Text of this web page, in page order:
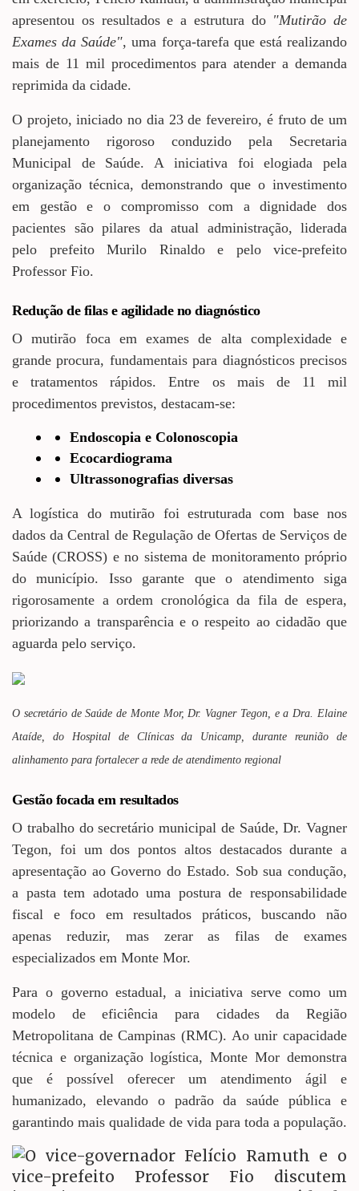
apresentou os resultados e a estrutura do "Mutirão de
Exames da Saúde", uma força-tarefa que está realizando
mais de 11 mil procedimentos para atender a demanda
reprimida da cidade.
O projeto, iniciado no dia 23 de fevereiro, é fruto de um
planejamento rigoroso conduzido pela Secretaria
Municipal de Saúde. A iniciativa foi elogiada pela
organização técnica, demonstrando que o investimento
em gestão e o compromisso com a dignidade dos
pacientes são pilares da atual administração, liderada
pelo prefeito Murilo Rinaldo e pelo vice-prefeito
Professor Fio.
Redução de filas e agilidade no diagnóstico
O mutirão foca em exames de alta complexidade e
grande procura, fundamentais para diagnósticos precisos
e tratamentos rápidos. Entre os mais de 11 mil
procedimentos previstos, destacam-se:
Endoscopia e Colonoscopia
Ecocardiograma
Ultrassonografias diversas
A logística do mutirão foi estruturada com base nos
dados da Central de Regulação de Ofertas de Serviços de
Saúde (CROSS) e no sistema de monitoramento próprio
do município. Isso garante que o atendimento siga
rigorosamente a ordem cronológica da fila de espera,
priorizando a transparência e o respeito ao cidadão que
aguarda pelo serviço.
O secretário de Saúde de Monte Mor, Dr. Vagner Tegon, e a Dra. Elaine
Ataíde, do Hospital de Clínicas da Unicamp, durante reunião de
alinhamento para fortalecer a rede de atendimento regional
Gestão focada em resultados
O trabalho do secretário municipal de Saúde, Dr. Vagner
Tegon, foi um dos pontos altos destacados durante a
apresentação ao Governo do Estado. Sob sua condução,
a pasta tem adotado uma postura de responsabilidade
fiscal e foco em resultados práticos, buscando não
apenas reduzir, mas zerar as filas de exames
especializados em Monte Mor.
Para o governo estadual, a iniciativa serve como um
modelo de eficiência para cidades da Região
Metropolitana de Campinas (RMC). Ao unir capacidade
técnica e organização logística, Monte Mor demonstra
que é possível oferecer um atendimento ágil e
humanizado, elevando o padrão da saúde pública e
garantindo mais qualidade de vida para toda a população.